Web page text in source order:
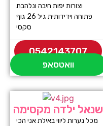
וצורות יפות חיבה ונלהבת
פתוחה וידידותית גיל 26 גוף
סקסי
0542143707
וואטסאפ
שנאל ילדה מקסימה
מכל נערות ליווי באילת אני הכי